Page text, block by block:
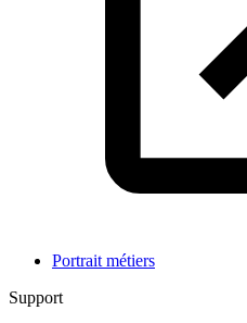
Portrait métiers
Support